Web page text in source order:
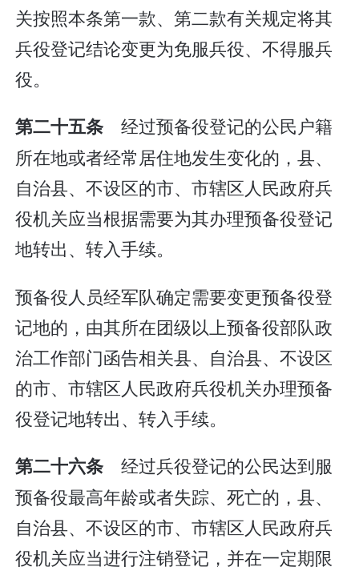
关按照本条第一款、第二款有关规定将其
兵役登记结论变更为免服兵役、不得服兵
役。
第二十五条经过预备役登记的公民户籍
所在地或者经常居住地发生变化的，县、
自治县、不设区的市、市辖区人民政府兵
役机关应当根据需要为其办理预备役登记
地转出、转入手续。
预备役人员经军队确定需要变更预备役登
记地的，由其所在团级以上预备役部队政
治工作部门函告相关县、自治县、不设区
的市、市辖区人民政府兵役机关办理预备
役登记地转出、转入手续。
第二十六条经过兵役登记的公民达到服
预备役最高年龄或者失踪、死亡的，县、
自治县、不设区的市、市辖区人民政府兵
役机关应当进行注销登记，并在一定期限